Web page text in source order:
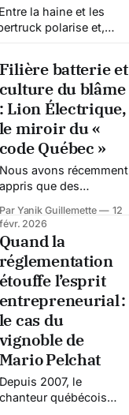
650 000 $ en se
si le sous-
hors du
Filière batterie et
culture du blâme
: Lion Électrique,
le miroir du «
code Québec »
Nous avons récemment
appris que des
Électrique lancaient une
campagne de
sociofinancement pour
soutenir leur groupe
Invest-Lion.
Hébergement web, frais
juridiques,
déplacements… ils
sollicitent un « Coffee
Fund » volontaire pour
continuer la bataille
visant à défendre les
droits des actionnaires.
Par Yanik Guillemette
12
févr. 2026
Quand la
réglementation
étouffe l’esprit
entrepreneurial :
le cas du
vignoble de
Mario Pelchat
Depuis 2007, le
chanteur québécois